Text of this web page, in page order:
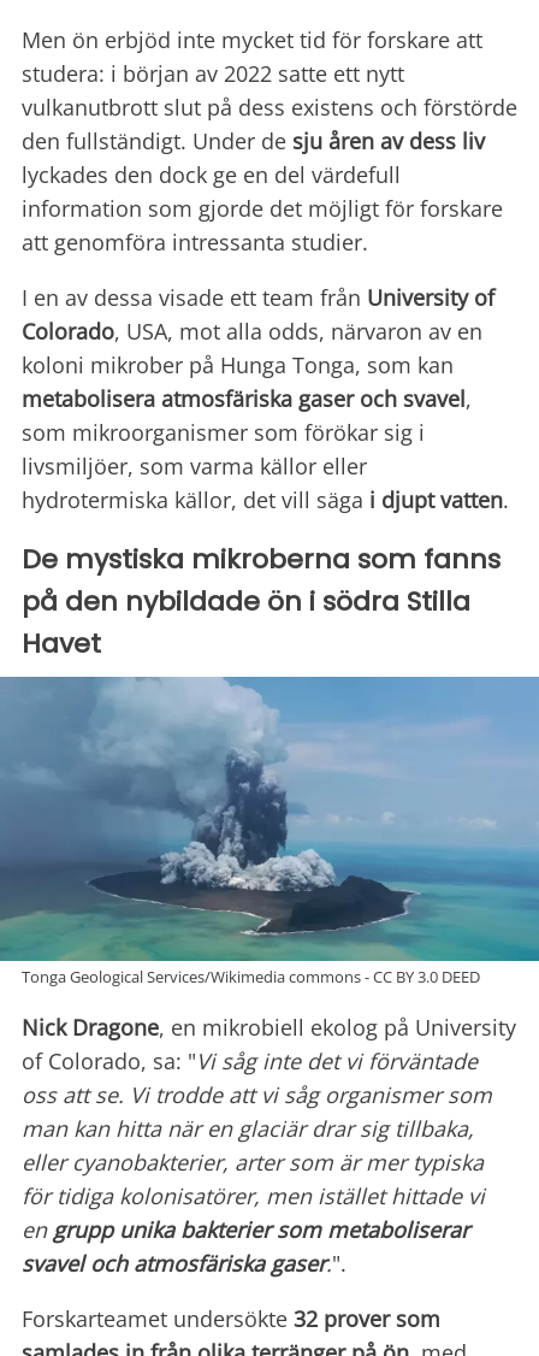
Men ön erbjöd inte mycket tid för forskare att
studera: i början av 2022 satte ett nytt
vulkanutbrott slut på dess existens och förstörde
den fullständigt. Under de sju åren av dess liv
lyckades den dock ge en del värdefull
information som gjorde det möjligt för forskare
att genomföra intressanta studier.
I en av dessa visade ett team från University of
Colorado, USA, mot alla odds, närvaron av en
koloni mikrober på Hunga Tonga, som kan
metabolisera atmosfäriska gaser och svavel,
som mikroorganismer som förökar sig i
livsmiljöer, som varma källor eller
hydrotermiska källor, det vill säga i djupt vatten.
De mystiska mikroberna som fanns
på den nybildade ön i södra Stilla
Havet
Tonga Geological Services/Wikimedia commons - CC BY 3.0 DEED
Nick Dragone, en mikrobiell ekolog på University
of Colorado, sa: "Vi såg inte det vi förväntade
oss att se. Vi trodde att vi såg organismer som
man kan hitta när en glaciär drar sig tillbaka,
eller cyanobakterier, arter som är mer typiska
för tidiga kolonisatörer, men istället hittade vi
engrupp unika bakterier som metaboliserar
svavel och atmosfäriska gaser.".
Forskarteamet undersökte 32 prover som